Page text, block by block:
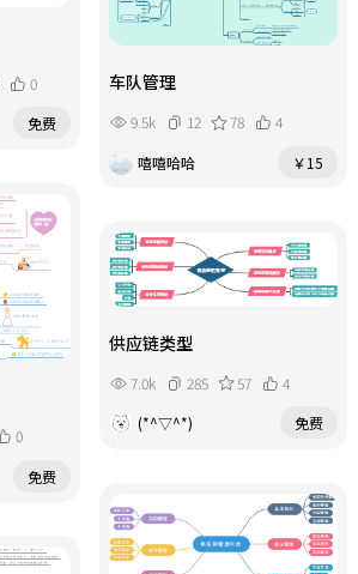
0
免费
车队管理
9.5k 12 78
4
嘻嘻哈哈
￥15
0
免费
供应链类型
7.0k 285 57
4
(*^▽^*)
免费